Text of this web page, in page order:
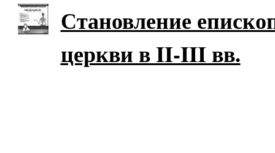
Становление
церкви в II-III вв.